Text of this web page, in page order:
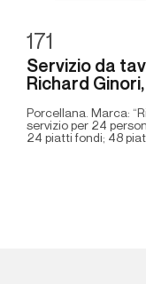
171
Servizio da
Richard
Porcellana. Marca:
servizio per 24
24 piatti fondi; 48